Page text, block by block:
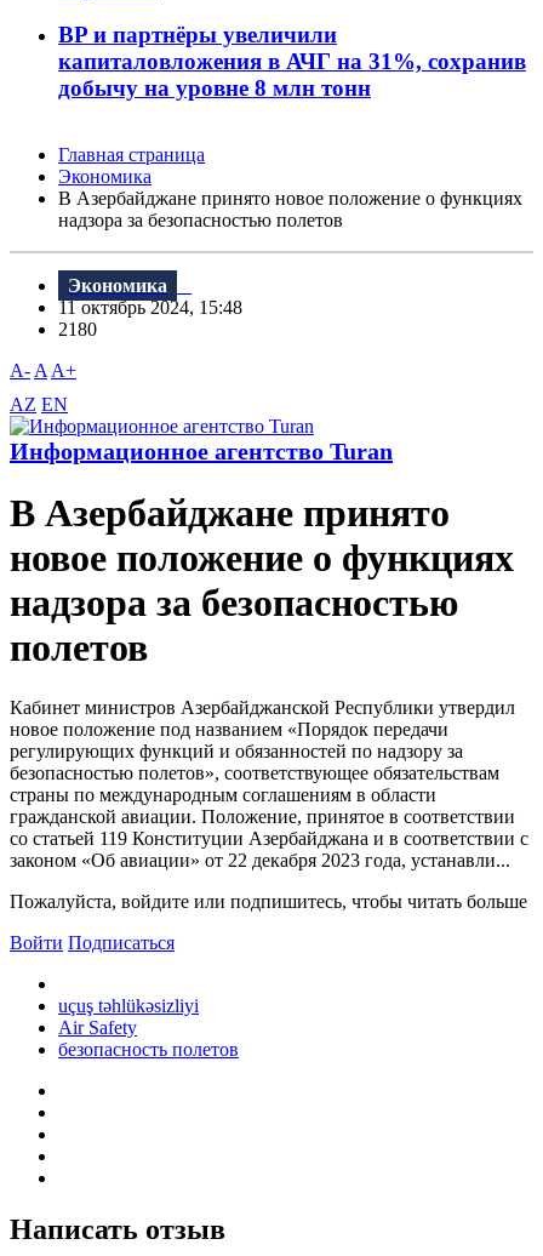
BP и партнёры увеличили
капиталовложения в АЧГ на 31%, сохранив
добычу на уровне 8 млн тонн
Главная страница
Экономика
В Азербайджане принято новое положение о функциях
надзора за безопасностью полетов
Экономика
11 октябрь 2024, 15:48
2180
A- A A+
AZ EN
Информационное агентство Turan
В Азербайджане принято
новое положение о функциях
надзора за безопасностью
полетов
Кабинет министров Азербайджанской Республики утвердил
новое положение под названием «Порядок передачи
регулирующих функций и обязанностей по надзору за
безопасностью полетов», соответствующее обязательствам
страны по международным соглашениям в области
гражданской авиации. Положение, принятое в соответствии
со статьей 119 Конституции Азербайджана и в соответствии с
законом «Об авиации» от 22 декабря 2023 года, устанавли...
Пожалуйста, войдите или подпишитесь, чтобы читать больше
Войти Подписаться
uçuş təhlükəsizliyi
Air Safety
безопасность полетов
Написать отзыв